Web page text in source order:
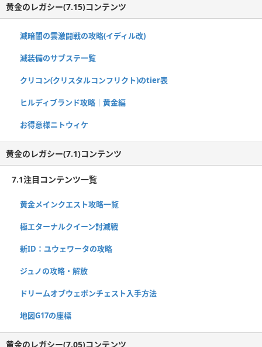
黄金のレガシー(7.15)コンテンツ
滅暗闇の雲激闘戦の攻略(イディル改)
滅装備のサブステ一覧
クリコン(クリスタルコンフリクト)のtier表
ヒルディブランド攻略｜黄金編
お得意様ニトウィケ
黄金のレガシー(7.1)コンテンツ
7.1注目コンテンツ一覧
黄金メインクエスト攻略一覧
極エターナルクイーン討滅戦
新ID：ユウェワータの攻略
ジュノの攻略・解放
ドリームオブウェポンチェスト入手方法
地図G17の座標
黄金のレガシー(7.05)コンテンツ